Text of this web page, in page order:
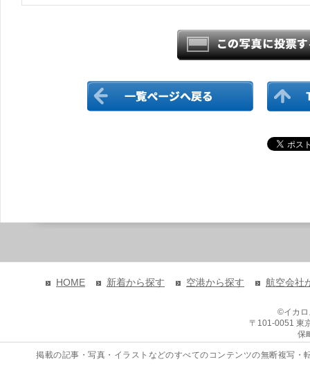
HOME 新着から探す 空港から探す 航空会社
©イカ
〒101-0051 東
保
掲載の記事・写真・イラストなどのすべてのコンテンツの無断複